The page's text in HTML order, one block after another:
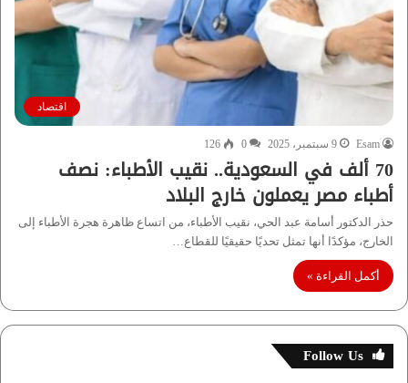
اقتصاد
Esam 9 سبتمبر، 2025 0
126
70 ألف في السعودية.. نقيب الأطباء: نصف
أطباء مصر يعملون خارج البلاد
حذر الدكتور أسامة عبد الحي، نقيب الأطباء، من اتساع ظاهرة هجرة الأطباء إلى
الخارج، مؤكدًا أنها تمثل تحديًا حقيقيًا للقطاع…
أكمل القراءة »
Follow Us